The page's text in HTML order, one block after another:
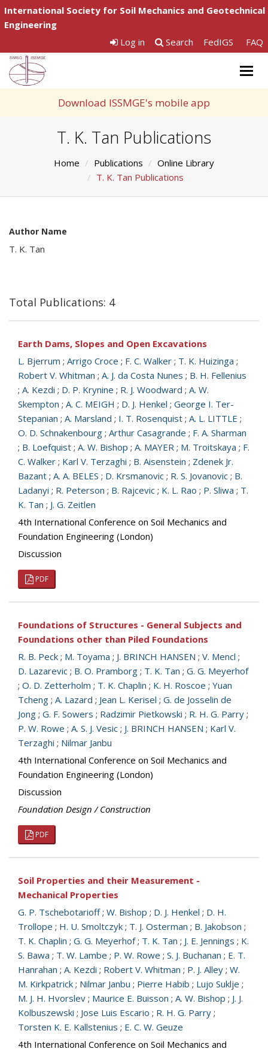
International Society for Soil Mechanics and Geotechnical
Engineering
Log in
Search FedIGS FAQ
Download ISSMGE's mobile app
T. K. Tan Publications
Home Publications
Online Library
T. K. Tan Publications
Author Name
T. K. Tan
Total Publications: 4
Earth Dams, Slopes and Open Excavations
L. Bjerrum ; Arrigo Croce ; F. C. Walker ; T. K. Huizinga ;
Robert V. Whitman ; A. J. da Costa Nunes ; B. H. Fellenius
; A. Kezdi ; D. P. Krynine ; R. J. Woodward ; A. W.
Skempton ; A. C. MEIGH ; D. J. Henkel ; George I. Ter-
Stepanian ; A. Marsland ; I. T. Rosenquist ; A. L. LITTLE ;
O. D. Schnakenbourg ; Arthur Casagrande ; F. A. Sharman
; B. Loefquist ; A. W. Bishop ; A. MAYER ; M. Troitskaya ; F.
C. Walker ; Karl V. Terzaghi ; B. Aisenstein ; Zdenek Jr.
Bazant ; A. A. BELES ; D. Krsmanovic ; R. S. Jovanovic ; B.
Ladanyi ; R. Peterson ; B. Rajcevic ; K. L. Rao ; P. Sliwa ; T.
K. Tan ; J. G. Zeitlen
4th International Conference on Soil Mechanics and
Foundation Engineering (London)
Discussion
PDF
Foundations of Structures - General Subjects and
Foundations other than Piled Foundations
R. B. Peck ; M. Toyama ; J. BRINCH HANSEN ; V. Mencl ;
D. Lazarevic ; B. O. Pramborg ; T. K. Tan ; G. G. Meyerhof
; O. D. Zetterholm ; T. K. Chaplin ; K. H. Roscoe ; Yuan
Tcheng ; A. Lazard ; Jean L. Kerisel ; G. de Josselin de
Jong ; G. F. Sowers ; Radzimir Pietkowski ; R. H. G. Parry ;
P. W. Rowe ; A. S. J. Vesic ; J. BRINCH HANSEN ; Karl V.
Terzaghi ; Nilmar Janbu
4th International Conference on Soil Mechanics and
Foundation Engineering (London)
Discussion
Foundation Design / Construction
PDF
Soil Properties and their Measurement -
Mechanical Properties
G. P. Tschebotarioff; W. Bishop ; D. J. Henkel ; D. H.
Trollope ; H. U. Smoltczyk ; T. J. Osterman ; B. Jakobson ;
T. K. Chaplin ; G. G. Meyerhof; T. K. Tan ; J. E. Jennings ; K.
S. Bawa ; T. W. Lambe ; P. W. Rowe ; S. J. Buchanan ; E. T.
Hanrahan ; A. Kezdi ; Robert V. Whitman ; P. J. Alley ; W.
M. Kirkpatrick ; Nilmar Janbu ; Pierre Habib ; Lujo Suklje ;
M. J. H. Hvorslev ; Maurice E. Buisson ; A. W. Bishop ; J. J.
Kolbuszewski ; Jose Luis Escario ; R. H. G. Parry ;
Torsten K. E. Kallstenius ; E. C. W. Geuze
4th International Conference on Soil Mechanics and